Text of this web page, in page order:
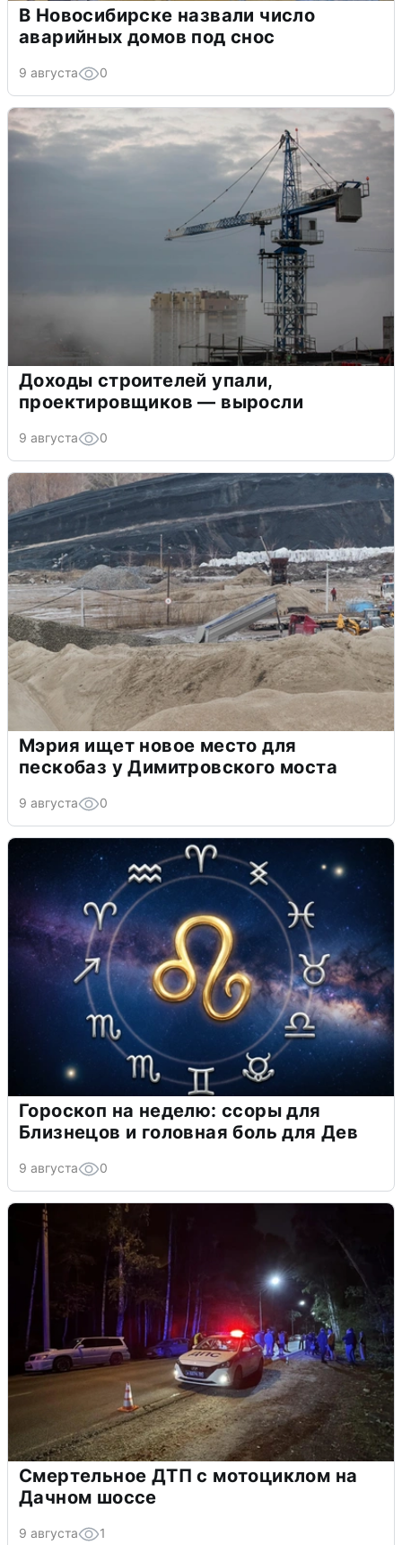
В Новосибирске назвали число
аварийных домов под снос
9 августа 0
Доходы строителей упали,
проектировщиков — выросли
9 августа 0
Мэрия ищет новое место для
пескобаз у Димитровского моста
9 августа 0
Гороскоп на неделю: ссоры для
Близнецов и головная боль для Дев
9 августа 0
Смертельное ДТП с мотоциклом на
Дачном шоссе
9 августа 1